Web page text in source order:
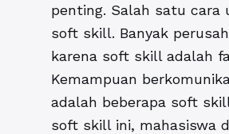
penting. Salah satu cara
soft skill. Banyak
karena soft skill adalah
Kemampuan
adalah beberapa soft
soft skill ini, mahasiswa